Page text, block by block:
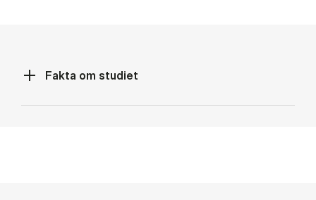
Fakta om studiet